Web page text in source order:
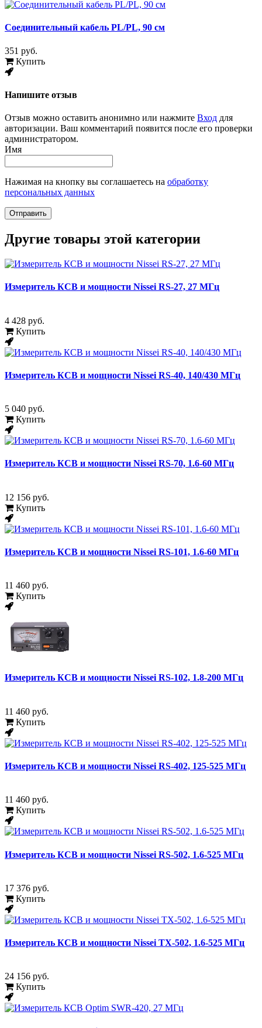
Соединительный кабель PL/PL, 90 см
351 руб.
Купить
Напишите отзыв
Отзыв можно оставить анонимно или нажмите Вход для
авторизации. Ваш комментарий появится после его проверки
администратором.
Имя
Нажимая на кнопку вы соглашаетесь на обработку
персональных данных
Отправить
Другие товары этой категории
Измеритель КСВ и мощности Nissei RS-27, 27 МГц
4 428 руб.
Купить
Измеритель КСВ и мощности Nissei RS-40, 140/430 МГц
5 040 руб.
Купить
Измеритель КСВ и мощности Nissei RS-70, 1.6-60 МГц
12 156 руб.
Купить
Измеритель КСВ и мощности Nissei RS-101, 1.6-60 МГц
11 460 руб.
Купить
Измеритель КСВ и мощности Nissei RS-102, 1.8-200 МГц
11 460 руб.
Купить
Измеритель КСВ и мощности Nissei RS-402, 125-525 МГц
11 460 руб.
Купить
Измеритель КСВ и мощности Nissei RS-502, 1.6-525 МГц
17 376 руб.
Купить
Измеритель КСВ и мощности Nissei TX-502, 1.6-525 МГц
24 156 руб.
Купить